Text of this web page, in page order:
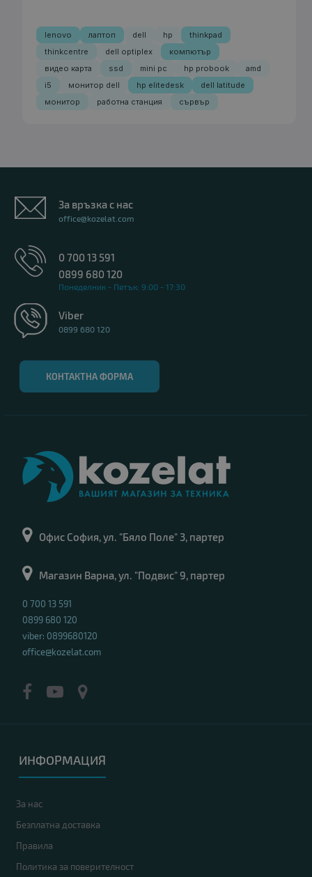
lenovo лаптоп dell hp
thinkpad
thinkcentre
dell optiplex
компютър
видео карта
ssd mini pc hp probook
amd
i5
монитор dell hp elitedesk
dell latitude
монитор
работна станция сървър
За връзка с нас
office@kozelat.com
0 700 13 591
0899 680 120
Понеделник - Петък: 9:00 - 17:30
Viber
0899 680 120
КОНТАКТНА ФОРМА
Офис София, ул. "Бяло Поле" 3, партер
Магазин Варна, ул. "Подвис" 9, партер
0 700 13 591
0899 680 120
viber: 0899680120
office@kozelat.com
ИНФОРМАЦИЯ
За нас
Безплатна доставка
Правила
Политика за поверителност